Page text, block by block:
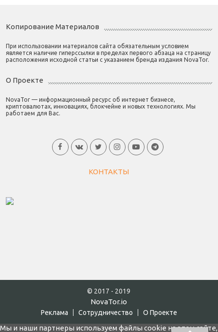
Копирование Материалов
При использовании материалов сайта обязательным условием
является наличие гиперссылки в пределах первого абзаца на страницу
расположения исходной статьи с указанием бренда издания NovaTor.
О Проекте
NovaTor — информационный ресурс об интернет бизнесе,
криптовалютах, инновациях, блокчейне и новых технологиях. Мы
работаем для Вас.
КОНТАКТЫ
© 2017 - 2019
NovaTor.io
Реклама Cотрудничество О Проекте
Мы и наши партнеры используем файлы cookie на этом сайте,